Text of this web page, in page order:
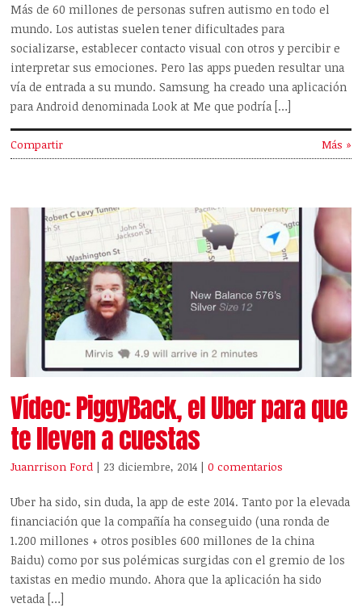
Más de 60 millones de personas sufren autismo en todo el
mundo. Los autistas suelen tener dificultades para
socializarse, establecer contacto visual con otros y percibir e
interpretar sus emociones. Pero las apps pueden resultar una
vía de entrada a su mundo. Samsung ha creado una aplicación
para Android denominada Look at Me que podría […]
Compartir Más »
Vídeo: PiggyBack, el Uber para que
te lleven a cuestas
Juanrrison Ford | 23 diciembre, 2014 |0 comentarios
Uber ha sido, sin duda, la app de este 2014. Tanto por la elevada
financiación que la compañía ha conseguido (una ronda de
1.200 millones + otros posibles 600 millones de la china
Baidu) como por sus polémicas surgidas con el gremio de los
taxistas en medio mundo. Ahora que la aplicación ha sido
vetada […]